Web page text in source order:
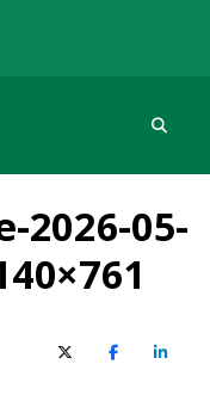
2026-05-
X (Twitter)Facebook
O